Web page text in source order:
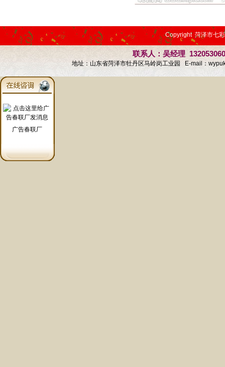
Copyright 菏泽市七
联系人：吴经理
地址：山东省菏泽市牡丹区马岭岗工业园 E-mail：
广告春联厂